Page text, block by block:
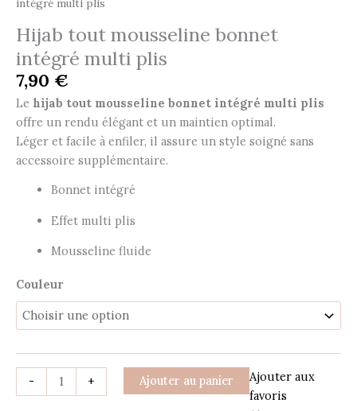
intégré multi plis
Hijab tout mousseline bonnet
intégré multi plis
7,90 €
Le hijab tout mousseline bonnet intégré multi plis
offre un rendu élégant et un maintien optimal.
Léger et facile à enfiler, il assure un style soigné sans
accessoire supplémentaire.
Bonnet intégré
Effet multi plis
Mousseline fluide
Couleur
- + Ajouter au panier
Ajouter aux
favoris